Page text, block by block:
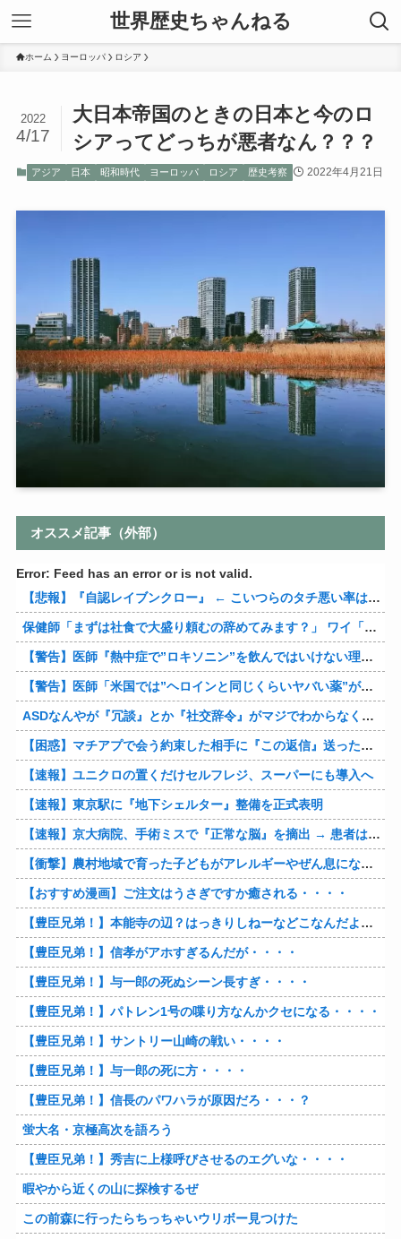
世界歴史ちゃんねる
ホーム ヨーロッパ ロシア
大日本帝国のときの日本と今のロ
シアってどっちが悪者なん？？？
2022
4/17
アジア 日本 昭和時代 ヨーロッパ ロシア 歴史考察 2022年4月21日
オススメ記事（外部）
Error: Feed has an error or is not valid.
【悲報】『自認レイブンクロー』 ← こいつらのタチ悪い率は異常
保健師「まずは社食で大盛り頼むの辞めてみます？」 ワイ「…食っちゃいけないものを売ってるのか？」
【警告】医師『熱中症で”ロキソニン”を飲んではいけない理由がこれ』
【警告】医師「米国では”ヘロインと同じくらいヤバい薬”が日本では平気で処方されてる」
ASDなんやが『冗談』とか『社交辞令』がマジでわからなくて怖い
【困惑】マチアプで会う約束した相手に『この返信』送ったらブロックされたんやが…
【速報】ユニクロの置くだけセルフレジ、スーパーにも導入へ
【速報】東京駅に『地下シェルター』整備を正式表明
【速報】京大病院、手術ミスで『正常な脳』を摘出 → 患者は自発呼吸不可能な植物状態に
【衝撃】農村地域で育った子どもがアレルギーやぜん息になりにくい『農場効果』を引き起こす細菌が判明
【おすすめ漫画】ご注文はうさぎですか癒される・・・・
【豊臣兄弟！】本能寺の辺？はっきりしねーなどこなんだよ・・・・
【豊臣兄弟！】信孝がアホすぎるんだが・・・・
【豊臣兄弟！】与一郎の死ぬシーン長すぎ・・・・
【豊臣兄弟！】パトレン1号の喋り方なんかクセになる・・・・
【豊臣兄弟！】サントリー山崎の戦い・・・・
【豊臣兄弟！】与一郎の死に方・・・・
【豊臣兄弟！】信長のパワハラが原因だろ・・・？
蛍大名・京極高次を語ろう
【豊臣兄弟！】秀吉に上様呼びさせるのエグいな・・・・
暇やから近くの山に探検するぜ
この前森に行ったらちっちゃいウリボー見つけた